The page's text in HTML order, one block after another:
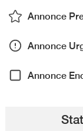
Annonce
Annonce
Annonce